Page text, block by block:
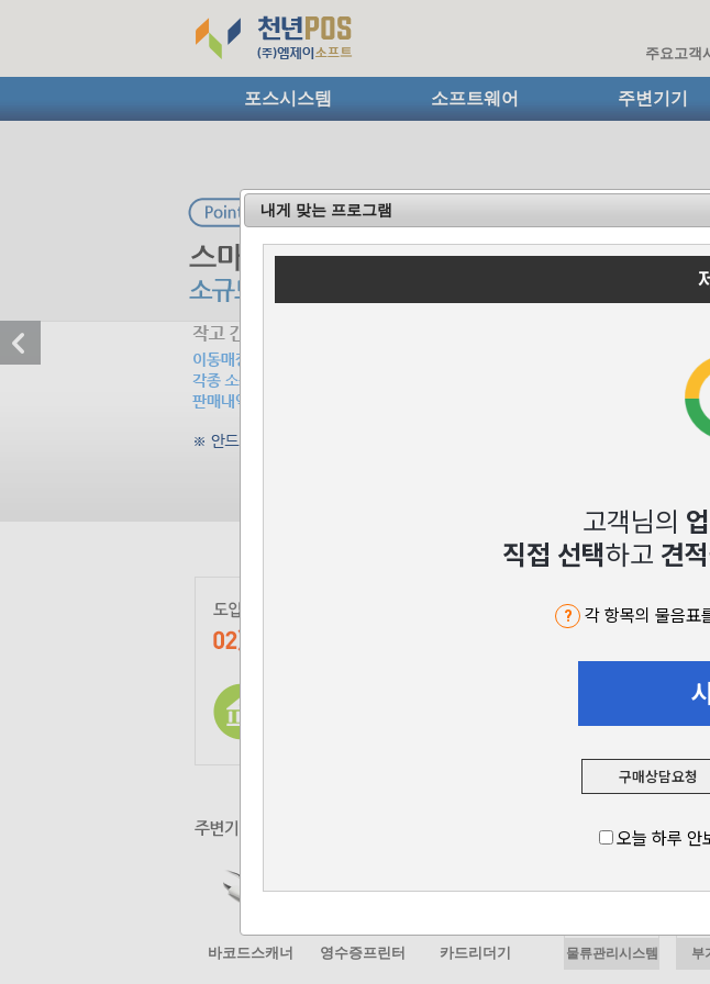
주요고객
포스시스템 소프트웨어 주변기기
바코드스캐너 영수증프린터 카드리더기 물류관리시스템 부
내게 맞는 프로그램